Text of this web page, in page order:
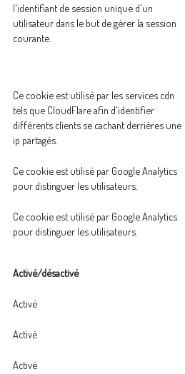
l'identifiant de session unique d'un
utilisateur dans le but de gérer la session
courante.
Ce cookie est utilisé par les services cdn
tels que CloudFlare afin d'identifier
différents clients se cachant derrières une
ip partagés.
Ce cookie est utilisé par Google Analytics
pour distinguer les utilisateurs.
Ce cookie est utilisé par Google Analytics
pour distinguer les utilisateurs.
Activé/désactivé
Activé
Activé
Activé